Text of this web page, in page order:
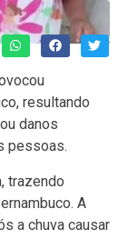
resultando
danos
pessoas.
trazendo
A
a chuva causar